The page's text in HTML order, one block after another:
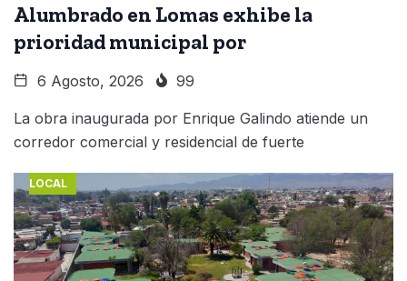
Alumbrado en Lomas exhibe la
prioridad municipal por
6 Agosto, 2026 99
La obra inaugurada por Enrique Galindo atiende un
corredor comercial y residencial de fuerte
LOCAL